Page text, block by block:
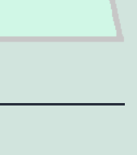
en-
van